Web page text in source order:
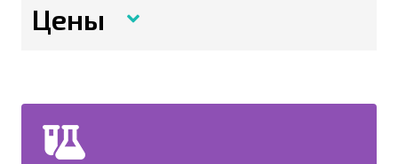
Цены